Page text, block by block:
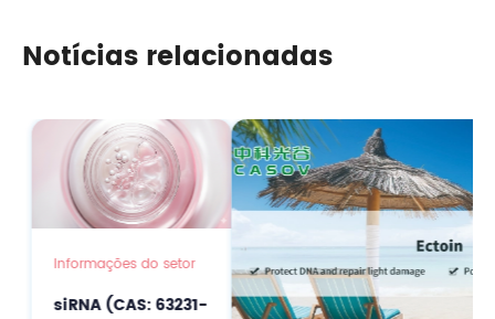
Notícias relacionadas
Informações do setor
siRNA (CAS: 63231-